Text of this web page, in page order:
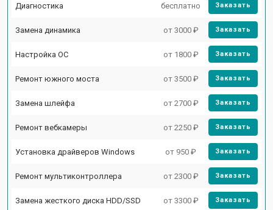
Диагностика бесплатно Заказать
Замена динамика от 3000 ₽ Заказать
Настройка ОС от 1800 ₽ Заказать
Ремонт южного моста от 3500 ₽ Заказать
Замена шлейфа от 2700 ₽ Заказать
Ремонт вебкамеры от 2250 ₽ Заказать
Установка драйверов Windows от 950 ₽ Заказать
Ремонт мультиконтроллера от 2300 ₽ Заказать
Замена жесткого диска HDD/SSD от 3300 ₽ Заказать